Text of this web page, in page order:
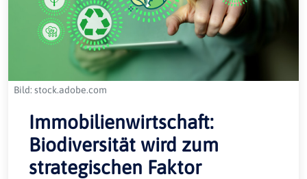
Bild: stock.adobe.com
Immobilienwirtschaft:
Biodiversität wird zum
strategischen Faktor